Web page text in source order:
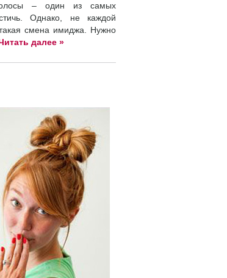
– один из самых
Однако, не каждой
смена имиджа. Нужно
далее »